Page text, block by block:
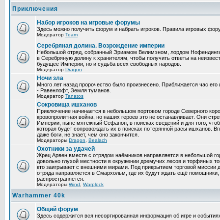
Приключения
Набор игроков на игровые форумы
Здесь можно получить форум и набрать игроков. Правила игровых
Модератор Team
Серебряная долина. Возрождение империи
Небольшой отряд, собранный Эриамом Велимэном, лордом Нофендинга
в Серебряную долину к хранителям, чтобы получить ответы на
будущее Империи, но и судьба всех свободных народов.
Модератор Dragon
Ночи зла
Много лет назад пророчество было произнесено. Приближается час
- Равенлофт, Земля туманов.
Модератор Tanatos
Сокровища ишханов
Приключение начинается в небольшом портовом городе Северного
кровопролитная война, но наших героев это не останавливает. Они
Империи, ныне мятежный Сефанон, в поисках сведений и для того,
которая будет сопровождать их в поисках потерянной расы ишханов.
даже боги, не знает, чем оно закончится.
Модераторы Dragon Bealach
Охотники за удачей
Жрец Арвен вместе с отрядом наёмников направляется в небольшой
довольно глухой местности в окружении дремучих лесов и торфяных
кто заигрывает с внешними мирами. Под прикрытием торговой миссии
отряда направляется в Смархольм, где их будут ждать ещё
распространяется.
Модераторы Wind Warplock
Warhammer 40k
Общий форум
Здесь содержится вся несортированная информация об игре и